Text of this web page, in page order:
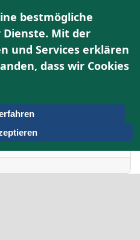
Juni 2026
Events gefunden
bestmögliche
Mit der
und Services erklären
dass wir Cookies